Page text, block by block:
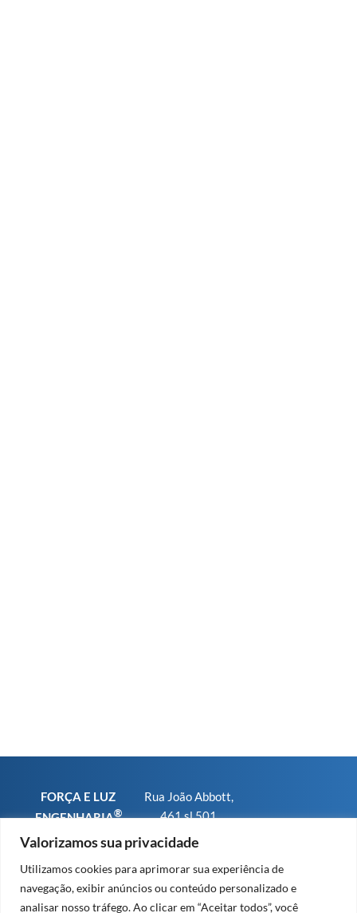
Valorizamos sua privacidade
Utilizamos cookies para aprimorar sua experiência de
navegação, exibir anúncios ou conteúdo personalizado e
analisar nosso tráfego. Ao clicar em “Aceitar todos”, você
FORÇA E LUZ
ENGENHARIA®
25
CREA-RS sob n°
Rua João Abbott,
461 sl 501
Bairro Petrópolis
Porto Alegre RS
Fone/WhatsApp: